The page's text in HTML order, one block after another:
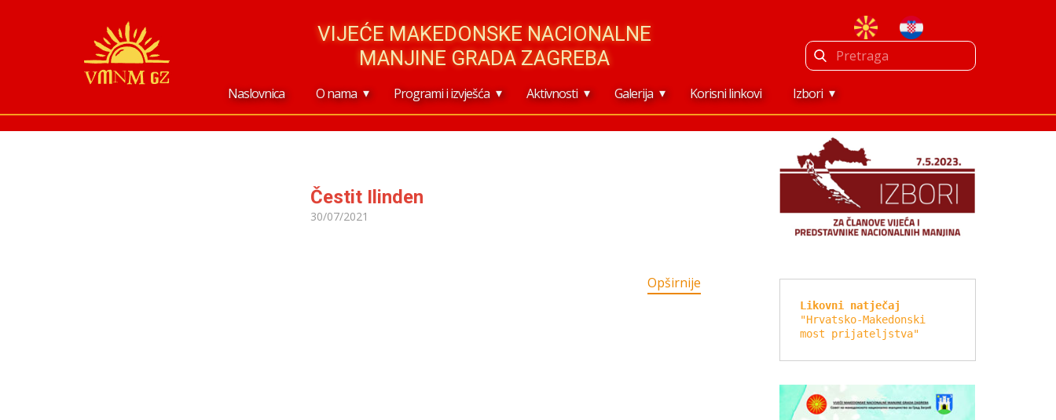
VIJEĆE MAKEDONSKE NACIONALNE
MANJINE GRADA ZAGREBA
Naslovnica O nama Programi i izvješća Aktivnosti Galerija Korisni linkovi Izbori
Čestit Ilinden
30/07/2021
Opširnije
Likovni natječaj
"Hrvatsko-Makedonski
most prijateljstva"